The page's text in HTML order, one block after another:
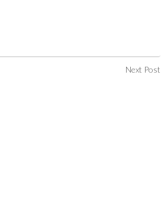
Next Post